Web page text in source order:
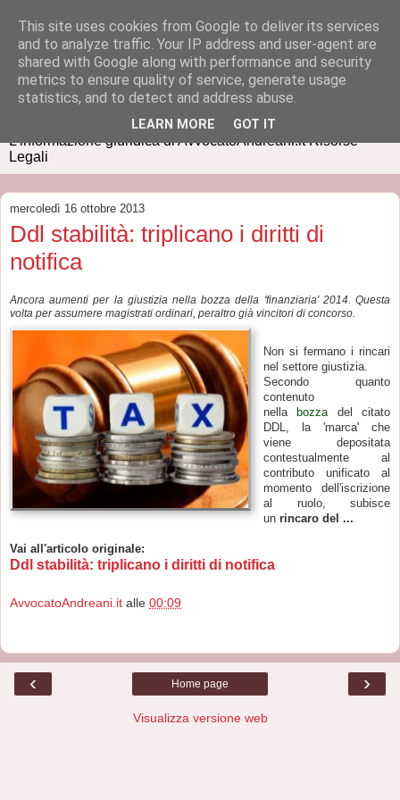
IUSPRESS
L'informazione giuridica di AvvocatoAndreani.it Risorse
Legali
mercoledì 16 ottobre 2013
Ddl stabilità: triplicano i diritti di
notifica
Ancora aumenti per la giustizia nella bozza della 'finanziaria' 2014. Questa
volta per assumere magistrati ordinari, peraltro già vincitori di concorso.
Non si fermano i rincari
nel settore giustizia.
Secondo quanto
contenuto
nella
bozza del citato
DDL, la 'marca' che
viene depositata
contestualmente al
contributo unificato al
momento dell'iscrizione
al ruolo, subisce
un rincaro del ...
Vai all'articolo originale:
Ddl stabilità: triplicano i diritti di notifica
AvvocatoAndreani.it alle 00:09
‹ ›
Home page
Visualizza versione web
This site uses cookies from Google to deliver its services
and to analyze traffic. Your IP address and user-agent are
shared with Google along with performance and security
metrics to ensure quality of service, generate usage
statistics, and to detect and address abuse.
LEARN MORE GOT IT